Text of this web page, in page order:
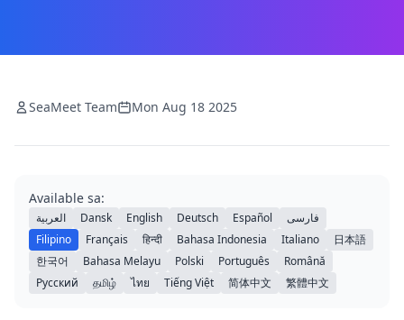
SeaMeet Team Mon Aug 18 2025
Available sa:
العربية Dansk English Deutsch Español
فارسی
Filipino
Français हिन्दी Bahasa Indonesia Italiano
日本語
한국어
Bahasa Melayu Polski Português
Română
Русский
தமிழ் ไทย Tiếng Việt 简体中文 繁體中文